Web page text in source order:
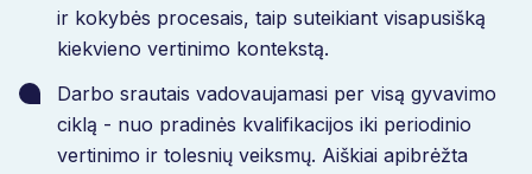
ir kokybės procesais, taip suteikiant visapusišką
kiekvieno vertinimo kontekstą.
Darbo srautais vadovaujamasi per visą gyvavimo
ciklą - nuo pradinės kvalifikacijos iki periodinio
vertinimo ir tolesnių veiksmų. Aiškiai apibrėžta